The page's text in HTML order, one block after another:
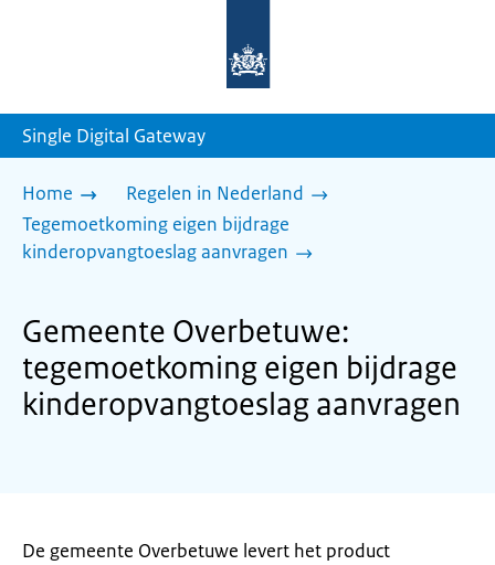
homepage
Single Digital Gateway
Home
Regelen in Nederland
Tegemoetkoming eigen bijdrage
kinderopvangtoeslag aanvragen
Gemeente Overbetuwe:
tegemoetkoming eigen bijdrage
kinderopvangtoeslag aanvragen
De gemeente Overbetuwe levert het product